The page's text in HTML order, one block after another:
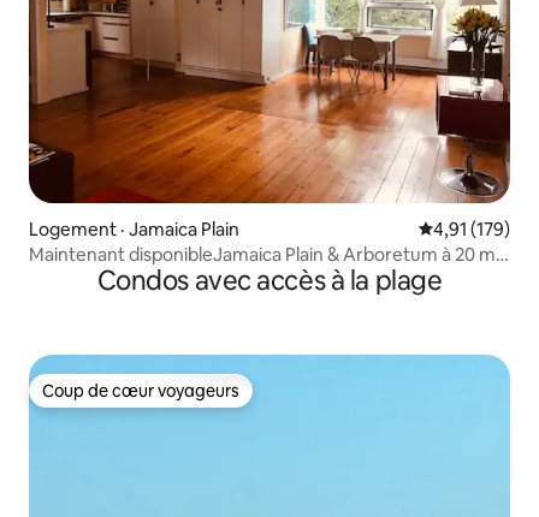
Logement · Jamaica Plain Note
4,91 (179)
Maintenant disponibleJamaica Plain & Arboretum à 20 min
de BostonCondos avec accès à la plage
Coup de cœur voyageurs
Coup de cœur voyageurs